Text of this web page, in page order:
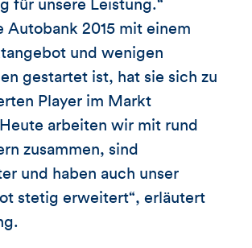
für unsere Leistung.“
Autobank 2015 mit einem
und wenigen
gestartet ist, hat sie sich zu
Player im Markt
arbeiten wir mit rund
zusammen, sind
und haben auch unser
stetig erweitert“, erläutert